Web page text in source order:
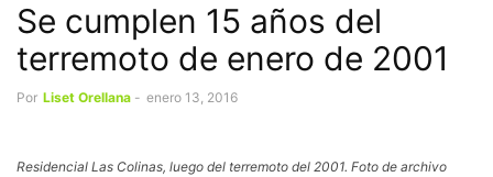
Se cumplen 15 años del
terremoto de enero de 2001
Por Liset Orellana - enero 13, 2016
Residencial Las Colinas, luego del terremoto del 2001. Foto de archivo